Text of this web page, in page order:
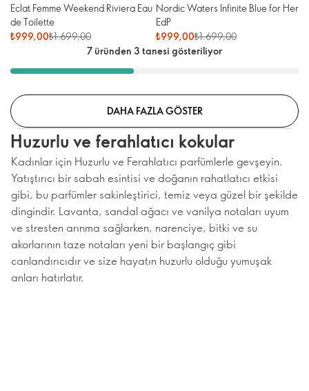
Eclat Femme Weekend Riviera Eau
de Toilette
₺999,00₺1.699,00
Nordic Waters Infinite Blue for Her
EdP
₺999,00₺1.699,00
7 üründen 3 tanesi gösteriliyor
DAHA FAZLA GÖSTER
Huzurlu ve ferahlatıcı kokular
Kadınlar için Huzurlu ve Ferahlatıcı parfümlerle gevşeyin.
Yatıştırıcı bir sabah esintisi ve doğanın rahatlatıcı etkisi
gibi, bu parfümler sakinleştirici, temiz veya güzel bir şekilde
dingindir. Lavanta, sandal ağacı ve vanilya notaları uyum
ve stresten arınma sağlarken, narenciye, bitki ve su
akorlarının taze notaları yeni bir başlangıç gibi
canlandırıcıdır ve size hayatın huzurlu olduğu yumuşak
anları hatırlatır.